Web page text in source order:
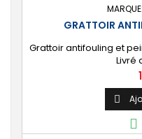
MARQUE:
GRATTOIR
Grattoir antifouling et
Livré

